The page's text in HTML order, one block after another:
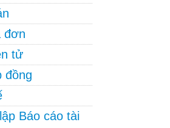
đơn
tử
đồng
Báo cáo tài